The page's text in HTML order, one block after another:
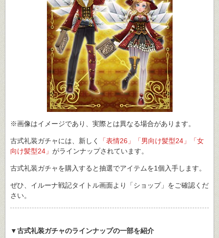
※画像はイメージであり、実際とは異なる場合があります。
古式礼装ガチャには、新しく
「表情26」「男向け髪型24」「女
向け髪型24」 がラインナップされています。
古式礼装ガチャを購入すると抽選でアイテムを1個入手します。
ぜひ、イルーナ戦記タイトル画面より「ショップ」をご確認くだ
さい。
▼古式礼装ガチャのラインナップの一部を紹介